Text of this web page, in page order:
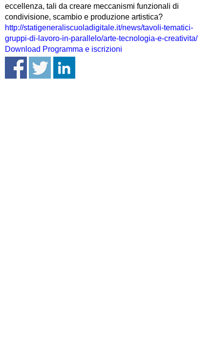
eccellenza, tali da creare meccanismi funzionali di
condivisione, scambio e produzione artistica?
http://statigeneraliscuoladigitale.it/news/tavoli-tematici-
gruppi-di-lavoro-in-parallelo/arte-tecnologia-e-creativita/
Download Programma e iscrizioni